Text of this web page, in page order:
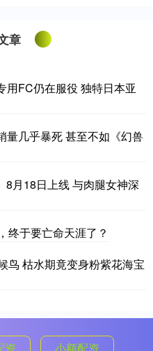
章
用FC仍在服役 独特日本亚
量几乎暴死 甚至不如《幻兽
8月18日上线 与肉腿女神深
终于要亡命天涯了？
鸟 枯水期竟变身粉紫花海宝